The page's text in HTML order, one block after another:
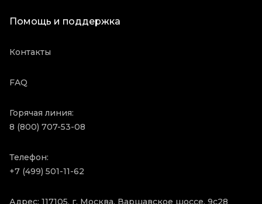
Помощь и поддержка
Контакты
FAQ
Горячая линия:
8 (800) 707-53-08
Телефон:
+7 (499) 501-11-62
Адрес: 117105, г. Москва, Варшавское шоссе, 9с28